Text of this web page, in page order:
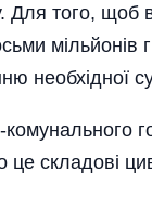
Для того, щоб
необхідної
це складові